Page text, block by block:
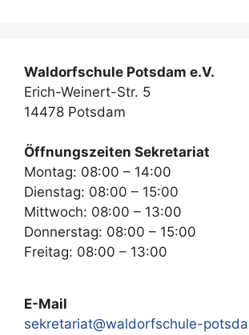
Waldorfschule Potsdam e.V.
Erich-Weinert-Str. 5
14478 Potsdam
Öffnungszeiten Sekretariat
Montag: 08:00 – 14:00
Dienstag: 08:00 – 15:00
Mittwoch: 08:00 – 13:00
Donnerstag: 08:00 – 15:00
Freitag: 08:00 – 13:00
E-Mail
sekretariat@waldorfschule-